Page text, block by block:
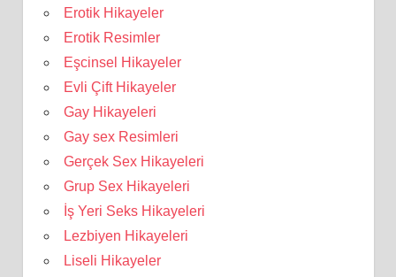
Erotik Hikayeler
Erotik Resimler
Eşcinsel Hikayeler
Evli Çift Hikayeler
Gay Hikayeleri
Gay sex Resimleri
Gerçek Sex Hikayeleri
Grup Sex Hikayeleri
İş Yeri Seks Hikayeleri
Lezbiyen Hikayeleri
Liseli Hikayeler